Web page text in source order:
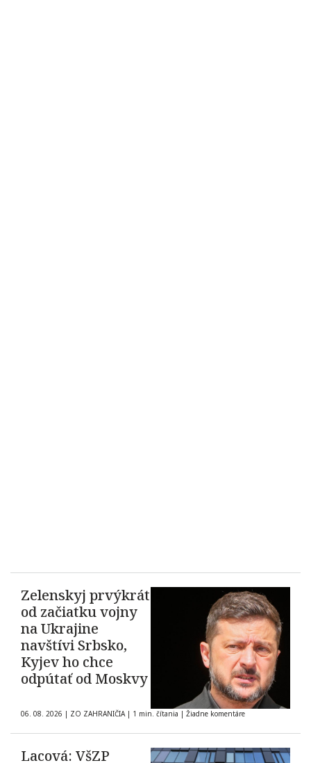
Zelenskyj prvýkrát
od začiatku vojny
na Ukrajine
navštívi Srbsko,
Kyjev ho chce
odpútať od Moskvy
06. 08. 2026 | ZO ZAHRANIČIA | 1 min. čítania | Žiadne komentáre
Lacová: VšZP